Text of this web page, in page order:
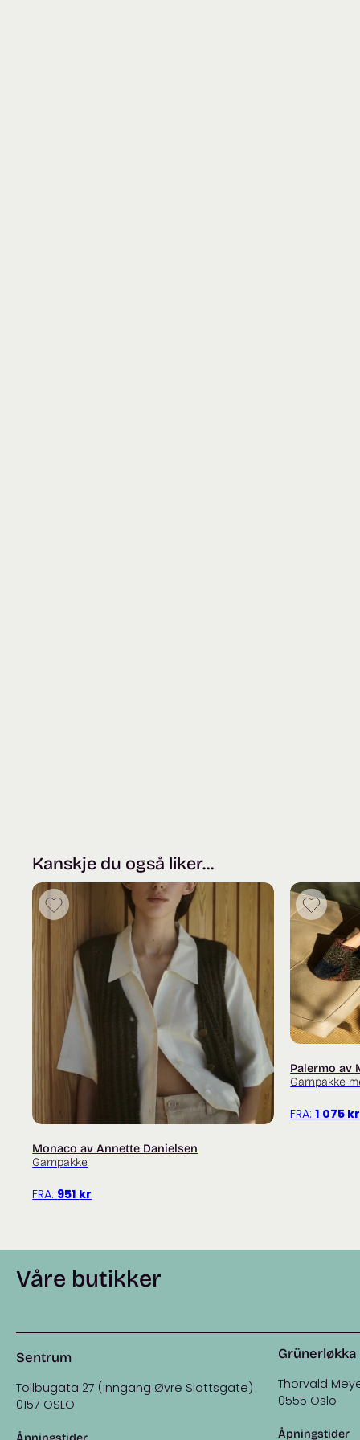
Kanskje du også liker...
Monaco av Annette Danielsen
Garnpakke
FRA: 951 kr
Palermo av
Garnpakke
FRA:1 075 kr
Våre butikker
Sentrum
Tollbugata 27 (inngang Øvre Slottsgate)
0157 OSLO
Grünerløkka
Thorvald
0555 Oslo
Åpningstider